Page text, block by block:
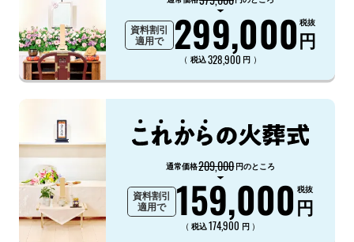
資料割引
適用で
299,000円
税抜
（ 税込328,900 円 ）
通常価格209,000円のところ
資料割引
適用で
159,000円
税抜
（ 税込174,900 円 ）